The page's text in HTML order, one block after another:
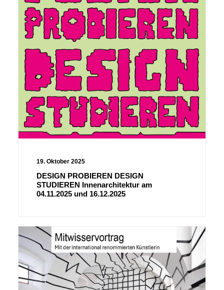
19. Oktober 2025
DESIGN PROBIEREN DESIGN
STUDIEREN Innenarchitektur am
04.11.2025 und 16.12.2025